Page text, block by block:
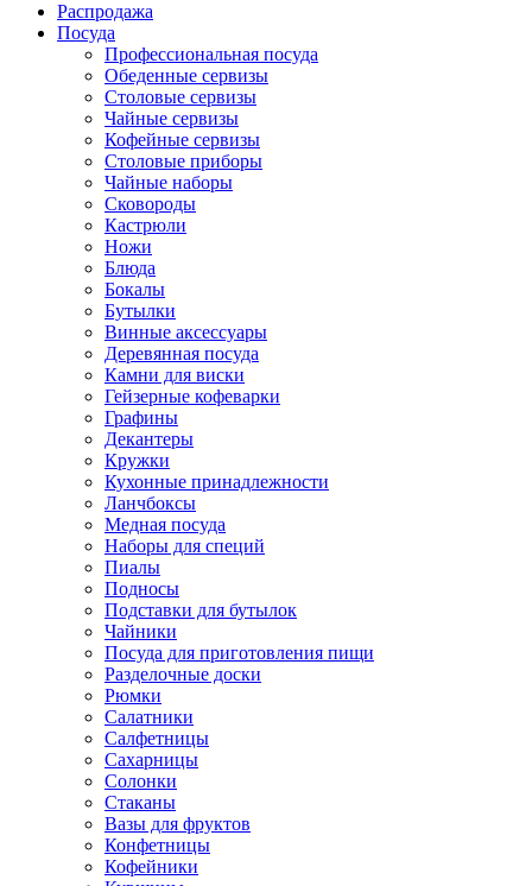
Распродажа
Посуда
Профессиональная посуда
Обеденные сервизы
Столовые сервизы
Чайные сервизы
Кофейные сервизы
Столовые приборы
Чайные наборы
Сковороды
Кастрюли
Ножи
Блюда
Бокалы
Бутылки
Винные аксессуары
Деревянная посуда
Камни для виски
Гейзерные кофеварки
Графины
Декантеры
Кружки
Кухонные принадлежности
Ланчбоксы
Медная посуда
Наборы для специй
Пиалы
Подносы
Подставки для бутылок
Чайники
Посуда для приготовления пищи
Разделочные доски
Рюмки
Салатники
Салфетницы
Сахарницы
Солонки
Стаканы
Вазы для фруктов
Конфетницы
Кофейники